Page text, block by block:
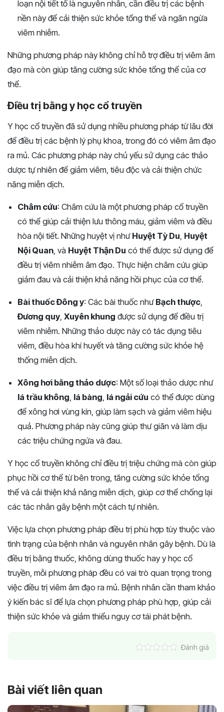
loạn nội tiết tố là nguyên nhân, cần điều trị các bệnh
nền này để cải thiện sức khỏe tổng thể và ngăn ngừa
viêm nhiễm​​.
Những phương pháp này không chỉ hỗ trợ điều trị viêm âm
đạo mà còn giúp tăng cường sức khỏe tổng thể của cơ
thể.
Điều trị bằng y học cổ truyền
Y học cổ truyền đã sử dụng nhiều phương pháp từ lâu đời
để điều trị các bệnh lý phụ khoa, trong đó có viêm âm đạo
ra mủ. Các phương pháp này chủ yếu sử dụng các thảo
dược tự nhiên để giảm viêm, tiêu độc và cải thiện chức
năng miễn dịch.
Châm cứu: Châm cứu là một phương pháp cổ truyền
có thể giúp cải thiện lưu thông máu, giảm viêm và điều
hòa nội tiết. Những huyệt vị như Huyệt Tỳ Du Huyệt
Nội Quan , và Huyệt Thận Du có thể được sử dụng để
điều trị viêm nhiễm âm đạo. Thực hiện châm cứu giúp
giảm đau và cải thiện khả năng hồi phục của cơ thể​​.
Bài thuốc Đông y: Các bài thuốc như Bạch thược
Đương quy Xuyên khung được sử dụng để điều trị
viêm nhiễm. Những thảo dược này có tác dụng tiêu
viêm, điều hòa khí huyết và tăng cường sức khỏe hệ
thống miễn dịch​.
Xông hơi bằng thảo dược: Một số loại thảo dược như
lá trầu không lá bàng lá ngải cứu có thể được dùng
để xông hơi vùng kín, giúp làm sạch và giảm viêm hiệu
quả. Phương pháp này cũng giúp thư giãn và làm dịu
các triệu chứng ngứa và đau​​.
Y học cổ truyền không chỉ điều trị triệu chứng mà còn giúp
phục hồi cơ thể từ bên trong, tăng cường sức khỏe tổng
thể và cải thiện khả năng miễn dịch, giúp cơ thể chống lại
các tác nhân gây bệnh một cách tự nhiên.
Việc lựa chọn phương pháp điều trị phù hợp tùy thuộc vào
tình trạng của bệnh nhân và nguyên nhân gây bệnh. Dù là
điều trị bằng thuốc, không dùng thuốc hay y học cổ
truyền, mỗi phương pháp đều có vai trò quan trọng trong
việc điều trị viêm âm đạo ra mủ. Bệnh nhân cần tham khảo
ý kiến bác sĩ để lựa chọn phương pháp phù hợp, giúp cải
thiện sức khỏe và giảm thiểu nguy cơ tái phát bệnh.
Đánh giá
Bài viết liên quan